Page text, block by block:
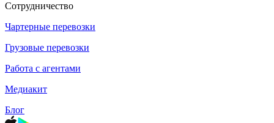
Сотрудничество
Чартерные перевозки
Грузовые перевозки
Работа с агентами
Медиакит
Блог